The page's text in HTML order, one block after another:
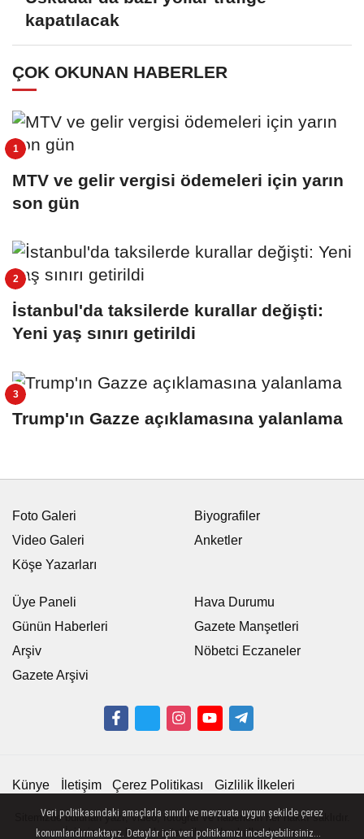
kapatılacak
ÇOK OKUNAN HABERLER
MTV ve gelir vergisi ödemeleri için yarın
son gün
İstanbul'da taksilerde kurallar değişti:
Yeni yaş sınırı getirildi
Trump'ın Gazze açıklamasına yalanlama
Foto Galeri
Video Galeri
Köşe Yazarları
Biyografiler
Anketler
Üye Paneli
Günün Haberleri
Arşiv
Gazete Arşivi
Hava Durumu
Gazete Manşetleri
Nöbetci Eczaneler
Künye İletişim Çerez Politikası Gizlilik İlkeleri
Sitemizde bulunan yazı, video, fotoğraf ve haberlerin her hakkı saklıdır.
İzinsiz veya kaynak gösterilemeden kullanılamaz.
Veri politikasındaki amaçlarla sınırlı ve mevzuata uygun şekilde çerez
konumlandırmaktayız. Detaylar için veri politikamızı inceleyebilirsiniz...